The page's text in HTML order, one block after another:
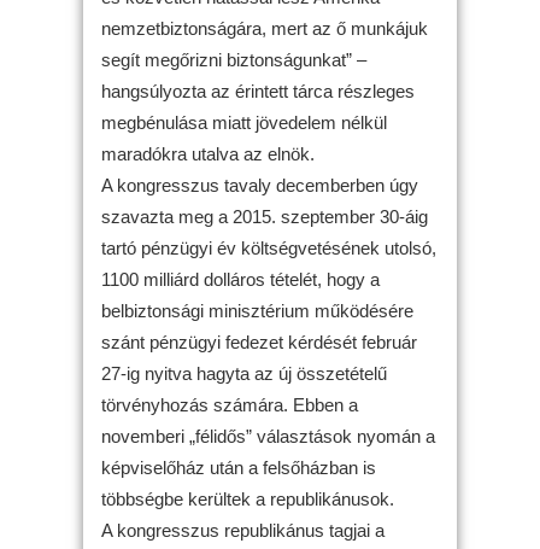
nemzetbiztonságára, mert az ő munkájuk
segít megőrizni biztonságunkat” –
hangsúlyozta az érintett tárca részleges
megbénulása miatt jövedelem nélkül
maradókra utalva az elnök.
A kongresszus tavaly decemberben úgy
szavazta meg a 2015. szeptember 30-áig
tartó pénzügyi év költségvetésének utolsó,
1100 milliárd dolláros tételét, hogy a
belbiztonsági minisztérium működésére
szánt pénzügyi fedezet kérdését február
27-ig nyitva hagyta az új összetételű
törvényhozás számára. Ebben a
novemberi „félidős” választások nyomán a
képviselőház után a felsőházban is
többségbe kerültek a republikánusok.
A kongresszus republikánus tagjai a